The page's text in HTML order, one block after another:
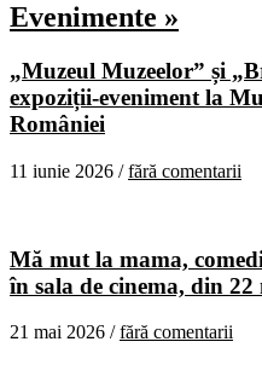
Evenimente »
„Muzeul Muzeelor” și
expoziții-eveniment la
României
11 iunie 2026 /fără comentarii
Mă mut la mama,
în sala de cinema, din
21 mai 2026 /fără comentarii